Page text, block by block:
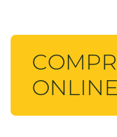
ONLINE